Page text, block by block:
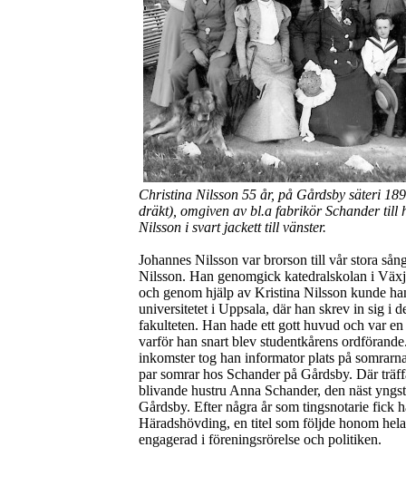
Christina Nilsson 55 år, på Gårdsby säteri
dräkt), omgiven av bl.a fabrikör Schander till
Nilsson i svart jackett till vänster.
Johannes Nilsson var brorson till vår stora
Nilsson. Han genomgick katedralskolan i
och genom hjälp av Kristina Nilsson kunde
universitetet i Uppsala, där han skrev in sig i
fakulteten. Han hade ett gott huvud och var en
varför han snart blev studentkårens
inkomster tog han informator plats på
par somrar hos Schander på Gårdsby. Där
blivande hustru Anna Schander, den näst
Gårdsby. Efter några år som tingsnotarie fick
Häradshövding, en titel som följde honom
engagerad i föreningsrörelse och politiken.